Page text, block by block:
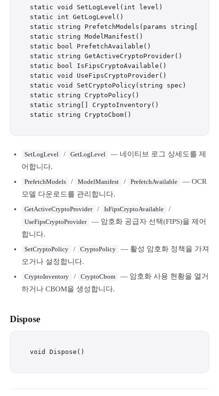
static void SetLogLevel(int level)
static int GetLogLevel()
static string PrefetchModels(params string[]
static string ModelManifest()
static bool PrefetchAvailable()
static string GetActiveCryptoProvider()
static bool IsFipsCryptoAvailable()
static void UseFipsCryptoProvider()
static void SetCryptoPolicy(string spec)
static string CryptoPolicy()
static string[] CryptoInventory()
SetLogLevel / GetLogLevel
— 네이티브 로그 상세도를 제
어합니다.
PrefetchModels / ModelManifest / PrefetchAvailable
— OCR
모델 다운로드를 관리합니다.
GetActiveCryptoProvider / IsFipsCryptoAvailable /
UseFipsCryptoProvider
— 암호화 공급자 선택(FIPS)을 제어
합니다.
SetCryptoPolicy / CryptoPolicy
— 활성 암호화 정책을 가져
오거나 설정합니다.
CryptoInventory / CryptoCbom
— 암호화 사용 현황을 열거
하거나 CBOM을 생성합니다.
Dispose